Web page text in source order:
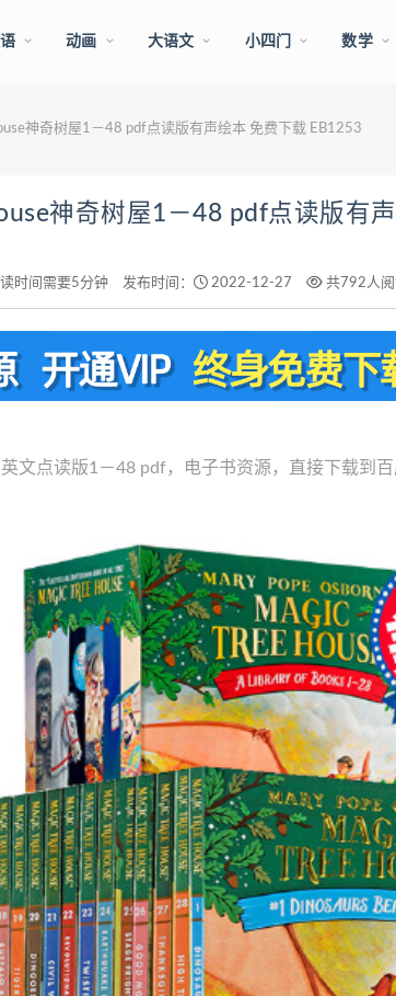
动画 大语文 小四门 数学
神奇树屋1－48 pdf点读版有声绘本 免费下载 EB1253
神奇树屋1－48 pdf点读版有
时间需要5分钟 发布时间： 2022-12-27 共792人
文点读版1－48 pdf，电子书资源，直接下载到百